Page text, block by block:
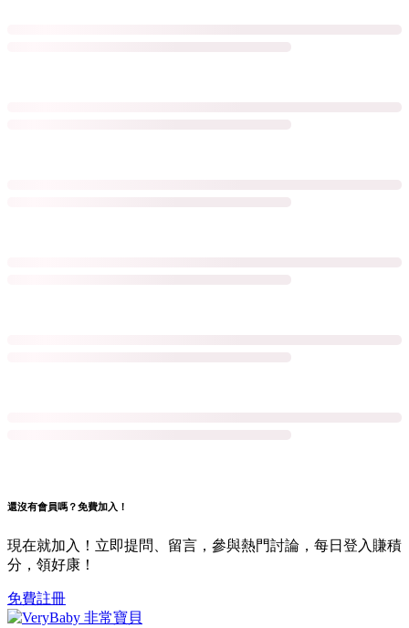
還沒有會員嗎？免費加入！
現在就加入！立即提問、留言，參與熱門討論，每日登入賺積
分，領好康！
免費註冊